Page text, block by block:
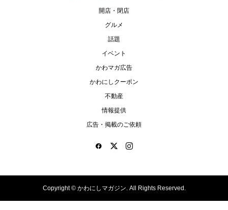
開店・閉店
グルメ
話題
イベント
かわマガ広告
かわにしクーポン
不動産
情報提供
広告・掲載のご依頼
Copyright ©かわにしマガジン. All Rights Reserved.